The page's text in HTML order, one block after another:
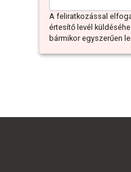
A feliratkozással
értesítő levél
bármikor egyszerűen